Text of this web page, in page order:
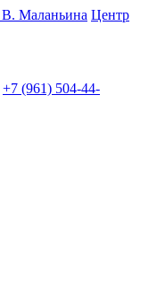
Центр
+7 (961) 504-44-